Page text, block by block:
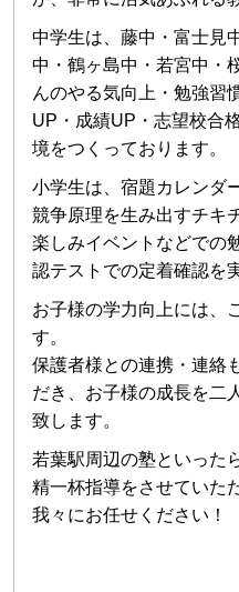
中学生は、藤中・富士見
中・鶴ヶ島中・若宮中・
んのやる気向上・勉強習
UP・成績UP・志望校合
境をつくっております。
小学生は、宿題カレンダ
競争原理を生み出すチキ
楽しみイベントなどでの
認テストでの定着確認を
お子様の学力向上には、
す。
保護者様との連携・連絡
だき、お子様の成長を二
致します。
若葉駅周辺の塾といった
精一杯指導をさせていた
我々にお任せください！